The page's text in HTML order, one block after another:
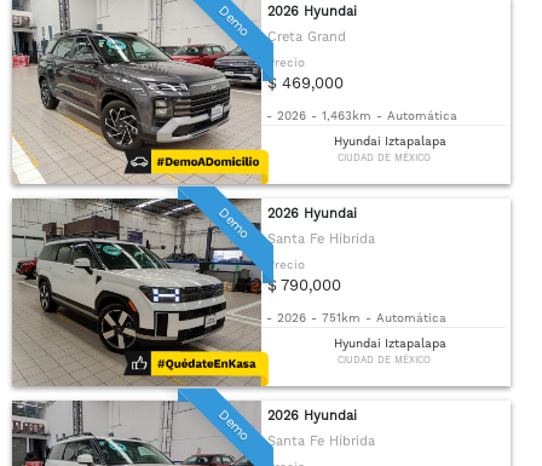
Demo
2026 Hyundai
Creta Grand
Precio
$ 469,000
- 2026 - 1,463km - Automática
Hyundai Iztapalapa
CIUDAD DE MÉXICO
Demo
2026 Hyundai
Santa Fe Híbrida
Precio
$ 790,000
- 2026 - 751km - Automática
Hyundai Iztapalapa
CIUDAD DE MÉXICO
Demo
2026 Hyundai
Santa Fe Híbrida